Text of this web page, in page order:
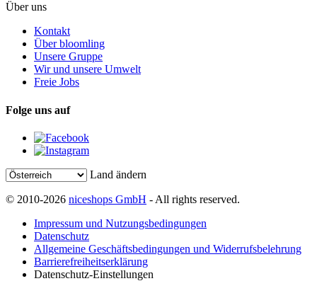
Über uns
Kontakt
Über bloomling
Unsere Gruppe
Wir und unsere Umwelt
Freie Jobs
Folge uns auf
Land ändern
© 2010-2026 niceshops GmbH - All rights reserved.
Impressum und Nutzungsbedingungen
Datenschutz
Allgemeine Geschäftsbedingungen und Widerrufsbelehrung
Barrierefreiheitserklärung
Datenschutz-Einstellungen